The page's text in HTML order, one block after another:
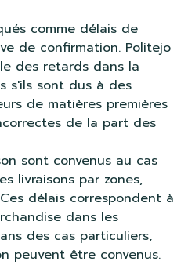
comme délais de
de confirmation. Politejo
des retards dans la
s'ils sont dus à des
de matières premières
de la part des
sont convenus au cas
livraisons par zones,
délais correspondent à
dans les
des cas particuliers,
peuvent être convenus.